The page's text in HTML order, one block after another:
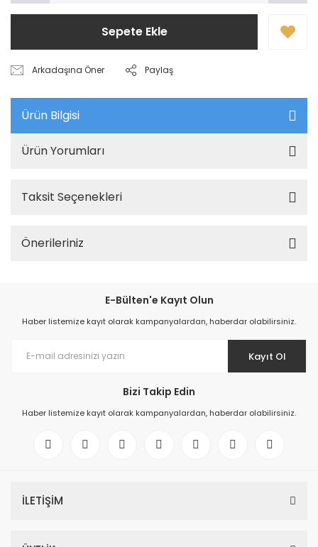
Sepete Ekle
Arkadaşına Öner Paylaş
Ürün Bilgisi
Ürün Yorumları
Taksit Seçenekleri
Önerileriniz
E-Bülten'e Kayıt Olun
Haber listemize kayıt olarak kampanyalardan, haberdar olabilirsiniz.
Kayıt Ol
Bizi Takip Edin
Haber listemize kayıt olarak kampanyalardan, haberdar olabilirsiniz.
İLETİŞİM